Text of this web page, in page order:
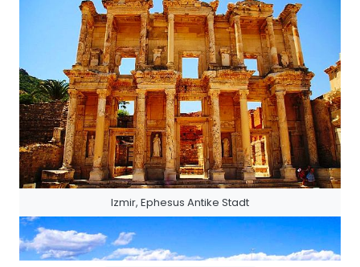
Izmir, Ephesus Antike Stadt